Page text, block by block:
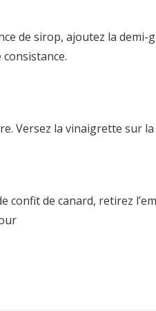
de sirop, ajoutez la demi-
Versez la vinaigrette sur
de canard, retirez